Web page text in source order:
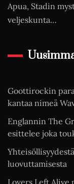
Apua, Stadin
veljeskunta…
Goottirockin
kantaa nimeä
Englannin The
esittelee joka
luovuttamisesta
Lovers Left